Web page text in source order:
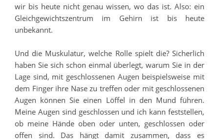
wir bis heute nicht genau wissen, wo das ist. Also: ein
Gleichgewichtszentrum im Gehirn ist bis heute
unbekannt.
Und die Muskulatur, welche Rolle spielt die? Sicherlich
haben Sie sich schon einmal überlegt, warum Sie in der
Lage sind, mit geschlossenen Augen beispielsweise mit
dem Finger ihre Nase zu treffen oder mit geschlossenen
Augen können Sie einen Löffel in den Mund führen.
Meine Augen sind geschlossen und ich kann feststellen,
ob meine Hände oben oder unten, geschlossen oder
offen sind. Das hängt damit zusammen, dass es